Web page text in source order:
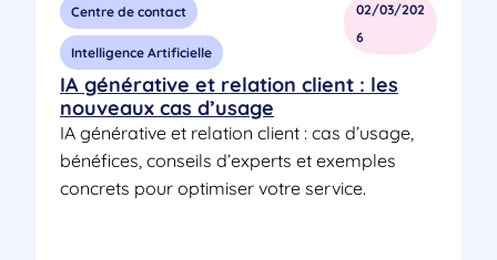
Centre de contact
Intelligence Artificielle
02/03/202
6
IA générative et relation client : les
nouveaux cas d’usage
IA générative et relation client : cas d’usage,
bénéfices, conseils d’experts et exemples
concrets pour optimiser votre service.